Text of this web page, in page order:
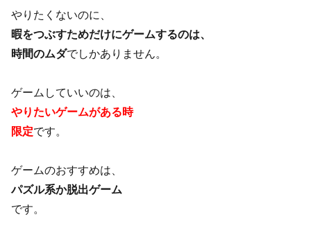
やりたくないのに、
暇をつぶすためだけにゲームするのは、
時間のムダでしかありません。
ゲームしていいのは、
やりたいゲームがある時
限定です。
ゲームのおすすめは、
パズル系か脱出ゲーム
です。